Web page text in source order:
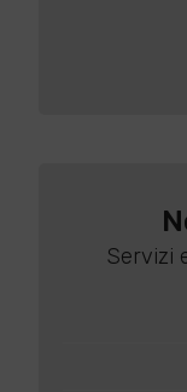
Servizi